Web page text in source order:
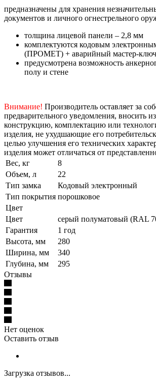
предназначены для хранения
документов и личного огнестрельного
толщина лицевой панели – 2,8 мм
комплектуются кодовым
(ПРОМЕТ) + аварийный мастер-ключ
предусмотрена возможность
полу и стене
Внимание! Производитель оставляет за
предварительного уведомления, вносить
конструкцию, комплектацию или
изделия, не ухудшающие его
целью улучшения его технических
изделия может отличаться от
Вес, кг
8
Объем, л
22
Тип замка
Кодовый электронный
Тип покрытия порошковое
Цвет
Цвет
серый полуматовый (RAL
Гарантия
1 год
Высота, мм
280
Ширина, мм
340
Глубина, мм
295
Отзывы
Нет оценок
Оставить отзыв
Загрузка отзывов...